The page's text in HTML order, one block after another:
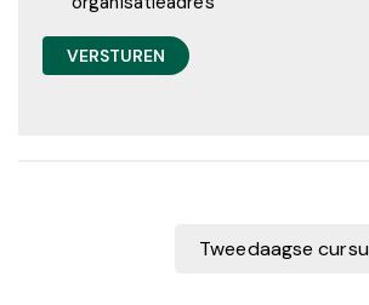
Tweedaagse